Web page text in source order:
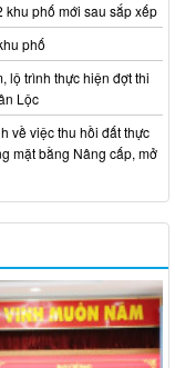
khu phố mới sau sắp xếp
phố
lộ trình thực hiện đợt thi
Lộc
về việc thu hồi đất thực
mặt bằng Nâng cấp, mở